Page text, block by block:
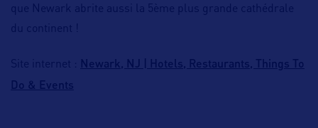
que Newark abrite aussi la 5ème plus grande cathédrale
du continent !
Site internet : Newark, NJ | Hotels, Restaurants, Things To
Do & Events